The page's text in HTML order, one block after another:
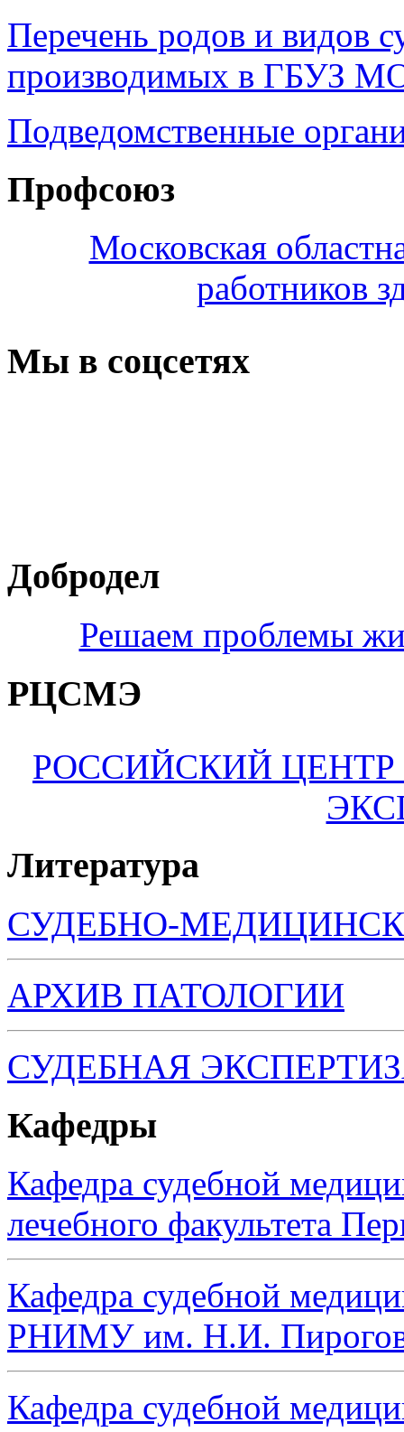
Перечень родов и видов
производимых в ГБУЗ
Подведомственные
Профсоюз
Московская
работников
Мы в соцсетях
Добродел
Решаем проблемы
РЦСМЭ
РОССИЙСКИЙ
Литература
СУДЕБНО-
АРХИВ ПАТОЛОГИИ
СУДЕБНАЯ
Кафедры
Кафедра судебной
лечебного факультета
Кафедра судебной
РНИМУ им. Н.И.
Кафедра судебной